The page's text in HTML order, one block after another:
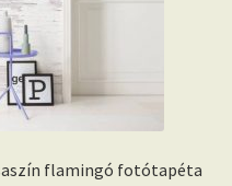
flamingó fotótapéta